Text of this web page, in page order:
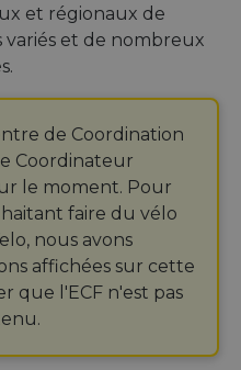
et régionaux de
variés et de nombreux
de Coordination
Coordinateur
le moment. Pour
faire du vélo
nous avons
affichées sur cette
que l'ECF n'est pas